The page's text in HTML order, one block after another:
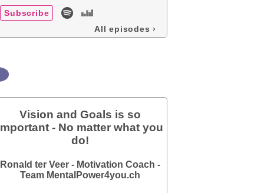
Subscribe
All episodes ›
Vision and Goals is so
- No matter what you
do!
Ronald ter Veer - Motivation Coach -
Team MentalPower4you.ch